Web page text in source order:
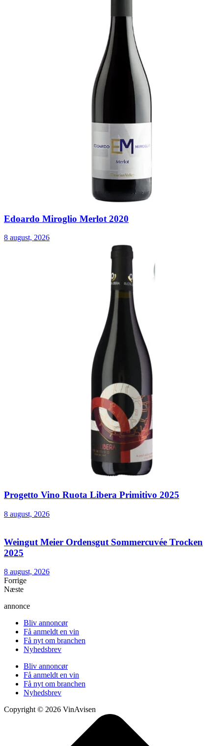
Edoardo Miroglio Merlot 2020
8 august, 2026
Progetto Vino Ruota Libera Primitivo 2025
8 august, 2026
Weingut Meier Ordensgut Sommercuvée Trocken
2025
8 august, 2026
Forrige
Næste
annonce
Bliv annoncør
Få anmeldt en vin
Få nyt om branchen
Nyhedsbrev
Bliv annoncør
Få anmeldt en vin
Få nyt om branchen
Nyhedsbrev
Copyright © 2026 VinAvisen